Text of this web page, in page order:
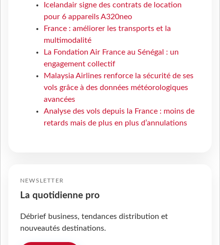
Icelandair signe des contrats de location
pour 6 appareils A320neo
France : améliorer les transports et la
multimodalité
La Fondation Air France au Sénégal : un
engagement collectif
Malaysia Airlines renforce la sécurité de ses
vols grâce à des données météorologiques
avancées
Analyse des vols depuis la France : moins de
retards mais de plus en plus d’annulations
NEWSLETTER
La quotidienne pro
Débrief business, tendances distribution et
nouveautés destinations.